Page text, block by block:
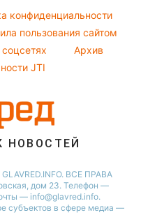
конфиденциальности
пользования сайтом
Архив
JTI
НОВОСТЕЙ
ВСЕ ПРАВА
дом 23. Телефон —
— info@glavred.info.
cубъектов в сфере медиа —